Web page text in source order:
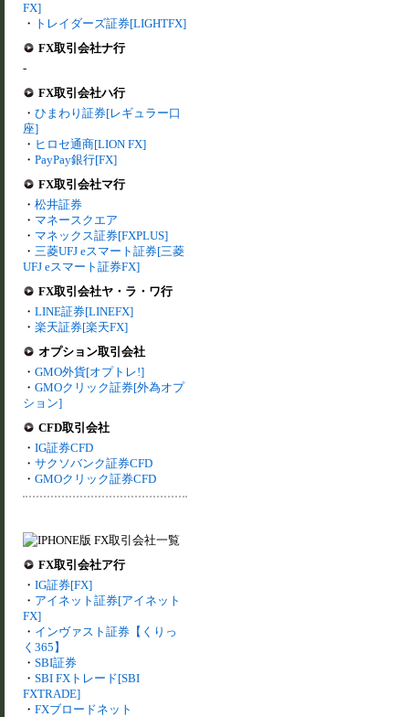
FX]
・ トレイダーズ証券[LIGHTFX]
FX取引会社ナ行
-
FX取引会社ハ行
・ ひまわり証券[レギュラー口
座]
・ ヒロセ通商[LION FX]
・ PayPay銀行[FX]
FX取引会社マ行
・ 松井証券
・ マネースクエア
・ マネックス証券[FXPLUS]
・ 三菱UFJ eスマート証券[三菱
UFJ eスマート証券FX]
FX取引会社ヤ・ラ・ワ行
・ LINE証券[LINEFX]
・ 楽天証券[楽天FX]
オプション取引会社
・ GMO外貨[オプトレ!]
・ GMOクリック証券[外為オプ
ション]
CFD取引会社
・ IG証券CFD
・ サクソバンク証券CFD
・ GMOクリック証券CFD
FX取引会社ア行
・ IG証券[FX]
・ アイネット証券[アイネット
FX]
・ インヴァスト証券【くりっ
く365】
・ SBI証券
・ SBI FXトレード[SBI
FXTRADE]
・ FXブロードネット